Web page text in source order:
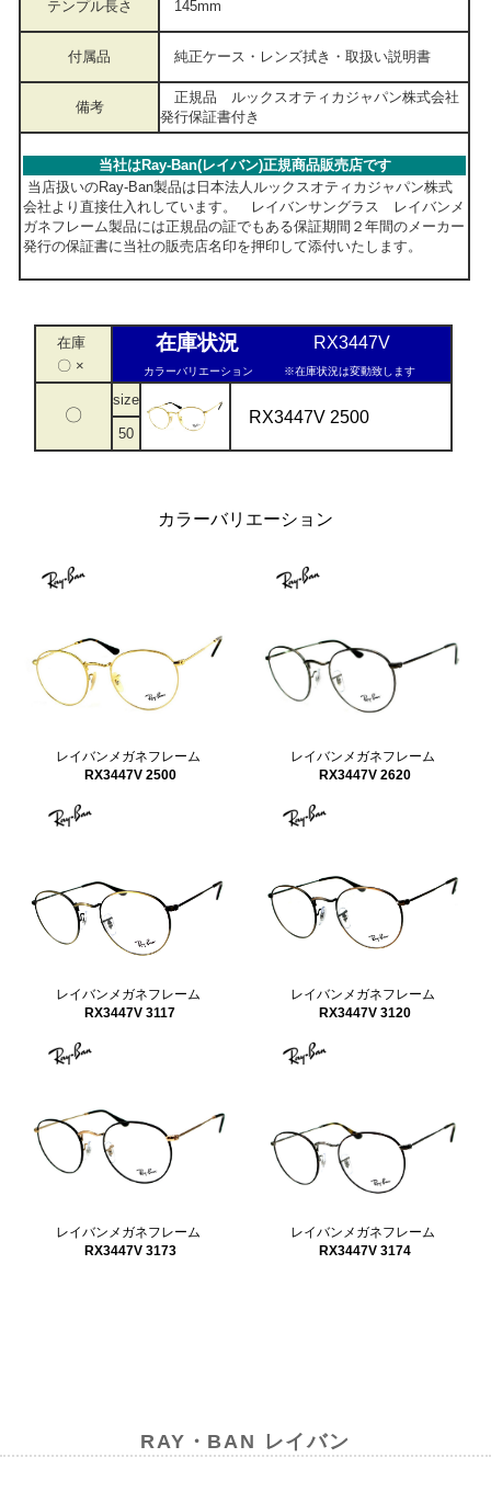
テンプル長さ 145mm
付属品 純正ケース・レンズ拭き・取扱い説明書
備考
正規品 ルックスオティカジャパン株式会社
発行保証書付き
当社はRay-Ban(レイバン)正規商品販売店です
当店扱いのRay-Ban製品は日本法人ルックスオティカジャパン株式
会社より直接仕入れしています。 レイバンサングラス レイバンメ
ガネフレーム製品には正規品の証でもある保証期間２年間のメーカー
発行の保証書に当社の販売店名印を押印して添付いたします。
在庫
〇 ×
在庫状況 RX3447V
カラーバリエーション ※在庫状況は変動致します
〇
size
RX3447V 2500
50
カラーバリエーション
レイバンメガネフレーム
RX3447V 2500
レイバンメガネフレーム
RX3447V 2620
レイバンメガネフレーム
RX3447V 3117
レイバンメガネフレーム
RX3447V 3120
レイバンメガネフレーム
RX3447V 3173
レイバンメガネフレーム
RX3447V 3174
RAY・BAN レイバン